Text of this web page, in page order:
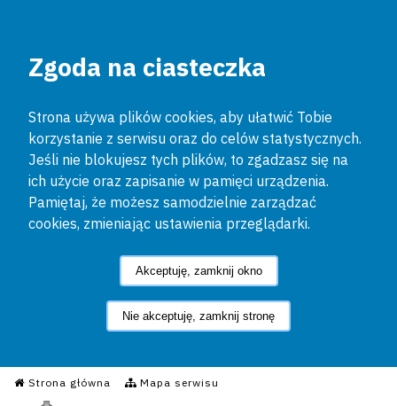
Zgoda na ciasteczka
Strona używa plików cookies, aby ułatwić Tobie
korzystanie z serwisu oraz do celów statystycznych.
Jeśli nie blokujesz tych plików, to zgadzasz się na
ich użycie oraz zapisanie w pamięci urządzenia.
Pamiętaj, że możesz samodzielnie zarządzać
cookies, zmieniając ustawienia przeglądarki.
Akceptuję, zamknij okno
Nie akceptuję, zamknij stronę
Strona główna Mapa serwisu
Informacyjny Serwis